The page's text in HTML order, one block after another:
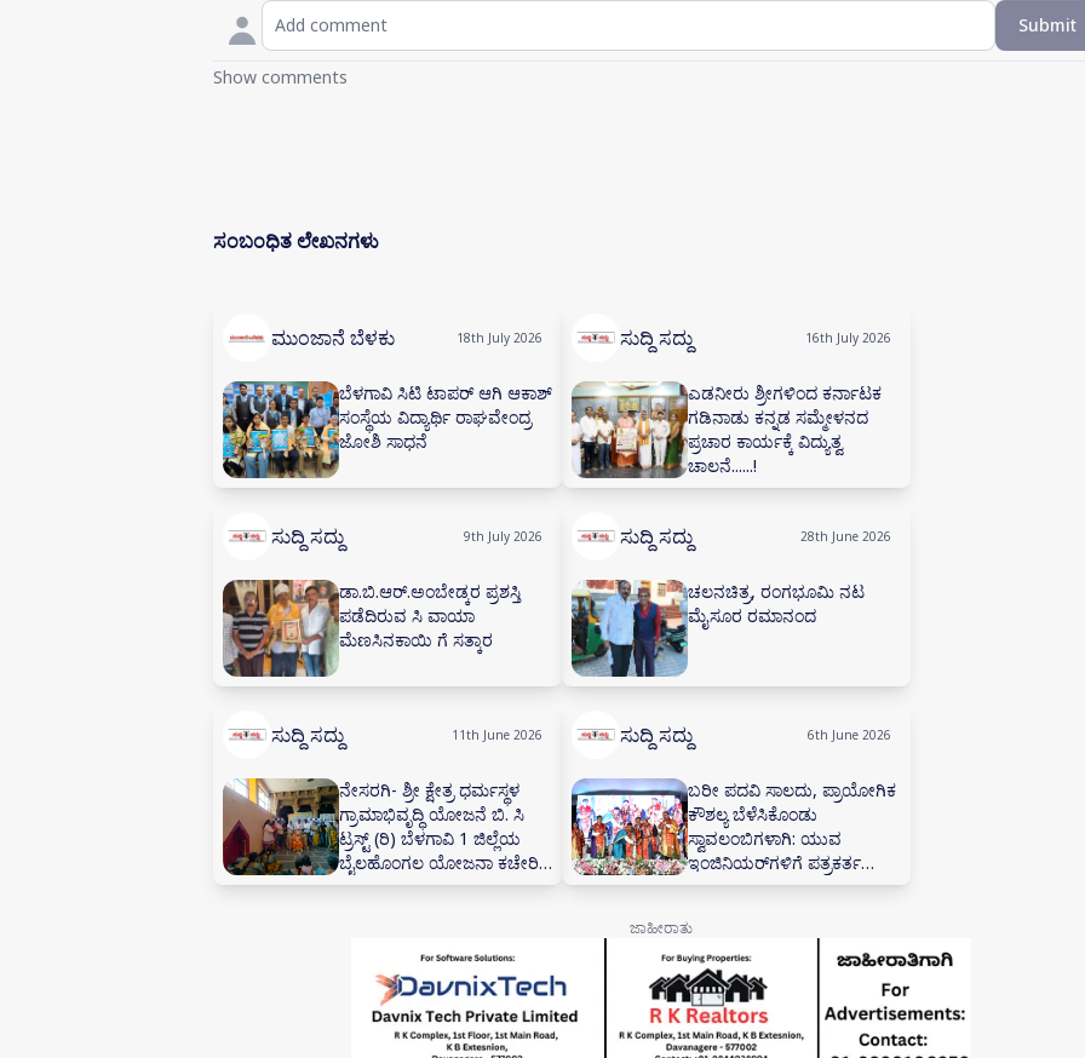
Submit
Show comments
ಸಂಬಂಧಿತ ಲೇಖನಗಳು
ಮುಂಜಾನೆ ಬೆಳಕು 18th July 2026
ಬೆಳಗಾವಿ ಸಿಟಿ ಟಾಪರ್ ಆಗಿ ಆಕಾಶ್
ಸಂಸ್ಥೆಯ ವಿದ್ಯಾರ್ಥಿ ರಾಘವೇಂದ್ರ
ಜೋಶಿ ಸಾಧನೆ
ಸುದ್ದಿ ಸದ್ದು 16th July 2026
ಎಡನೀರು ಶ್ರೀಗಳಿಂದ ಕರ್ನಾಟಕ
ಗಡಿನಾಡು ಕನ್ನಡ ಸಮ್ಮೇಳನದ
ಪ್ರಚಾರ ಕಾರ್ಯಕ್ಕೆ ವಿದ್ಯುತ್ವ
ಚಾಲನೆ......!
ಸುದ್ದಿ ಸದ್ದು 9th July 2026
ಡಾ.ಬಿ.ಆರ್.ಅಂಬೇಡ್ಕರ ಪ್ರಶಸ್ತಿ
ಪಡೆದಿರುವ ಸಿ ವಾಯಾ
ಮೆಣಸಿನಕಾಯಿ ಗೆ ಸತ್ಕಾರ
ಸುದ್ದಿ ಸದ್ದು 28th June 2026
ಚಲನಚಿತ್ರ, ರಂಗಭೂಮಿ ನಟ
ಮೈಸೂರ ರಮಾನಂದ
ಸುದ್ದಿ ಸದ್ದು 11th June 2026
ನೇಸರಗಿ- ಶ್ರೀ ಕ್ಷೇತ್ರ ಧರ್ಮಸ್ಥಳ
ಗ್ರಾಮಾಭಿವೃದ್ಧಿ ಯೋಜನೆ ಬಿ. ಸಿ
ಟ್ರಸ್ಟ್ (ರಿ) ಬೆಳಗಾವಿ 1 ಜಿಲ್ಲೆಯ
ಬೈಲಹೊಂಗಲ ಯೋಜನಾ ಕಚೇರಿ
ವ್ಯಾಪ್ತಿಯ
ಸುದ್ದಿ ಸದ್ದು 6th June 2026
ಬರೀ ಪದವಿ ಸಾಲದು, ಪ್ರಾಯೋಗಿಕ
ಕೌಶಲ್ಯ ಬೆಳೆಸಿಕೊಂಡು
ಸ್ವಾವಲಂಬಿಗಳಾಗಿ: ಯುವ
ಇಂಜಿನಿಯರ್‌ಗಳಿಗೆ ಪತ್ರಕರ್ತ
ಅಜಿತ್ ಹನಮಕ್ಕನವರ ಕರೆ